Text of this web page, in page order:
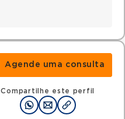
Agende uma consulta
Compartilhe este perfil